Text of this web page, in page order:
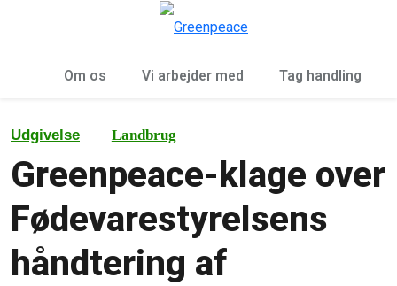
Om os Vi arbejder med Tag handling
Udgivelse Landbrug
Greenpeace-klage over
Fødevarestyrelsens
håndtering af